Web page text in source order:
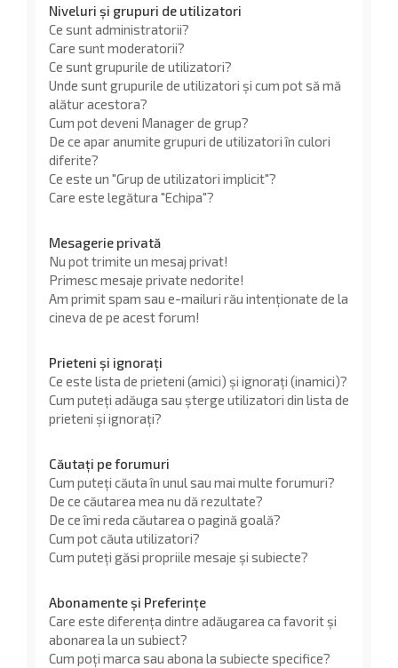
Niveluri și grupuri de utilizatori
Ce sunt administratorii?
Care sunt moderatorii?
Ce sunt grupurile de utilizatori?
Unde sunt grupurile de utilizatori și cum pot să mă
alătur acestora?
Cum pot deveni Manager de grup?
De ce apar anumite grupuri de utilizatori în culori
diferite?
Ce este un "Grup de utilizatori implicit"?
Care este legătura "Echipa"?
Mesagerie privată
Nu pot trimite un mesaj privat!
Primesc mesaje private nedorite!
Am primit spam sau e-mailuri rău intenționate de la
cineva de pe acest forum!
Prieteni și ignorați
Ce este lista de prieteni (amici) și ignorați (inamici)?
Cum puteți adăuga sau șterge utilizatori din lista de
prieteni și ignorați?
Căutați pe forumuri
Cum puteți căuta în unul sau mai multe forumuri?
De ce căutarea mea nu dă rezultate?
De ce îmi reda căutarea o pagină goală?
Cum pot căuta utilizatori?
Cum puteți găsi propriile mesaje și subiecte?
Abonamente și Preferințe
Care este diferența dintre adăugarea ca favorit și
abonarea la un subiect?
Cum poți marca sau abona la subiecte specifice?